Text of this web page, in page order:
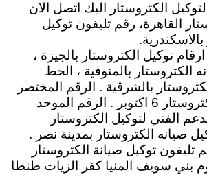
الكتروستار اليك اتصل الان
القاهرة، رقم تليفون توكيل
توكيل الكتروستار بالجيزة ،
الكتروستار بالمنوفية ، الخط
بالشرقية . الرقم المختصر
لوكيل منتجات الكتروستار 6 اكتوبر . الرقم الموحد
الفني لتوكيل الكتروستار
صيانه الكتروستار بمدينة نصر .
تليفون توكيل صيانة الكتروستار
بني سويف المنيا كفر الزيات طنطا